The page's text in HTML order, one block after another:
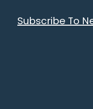
Subscribe To